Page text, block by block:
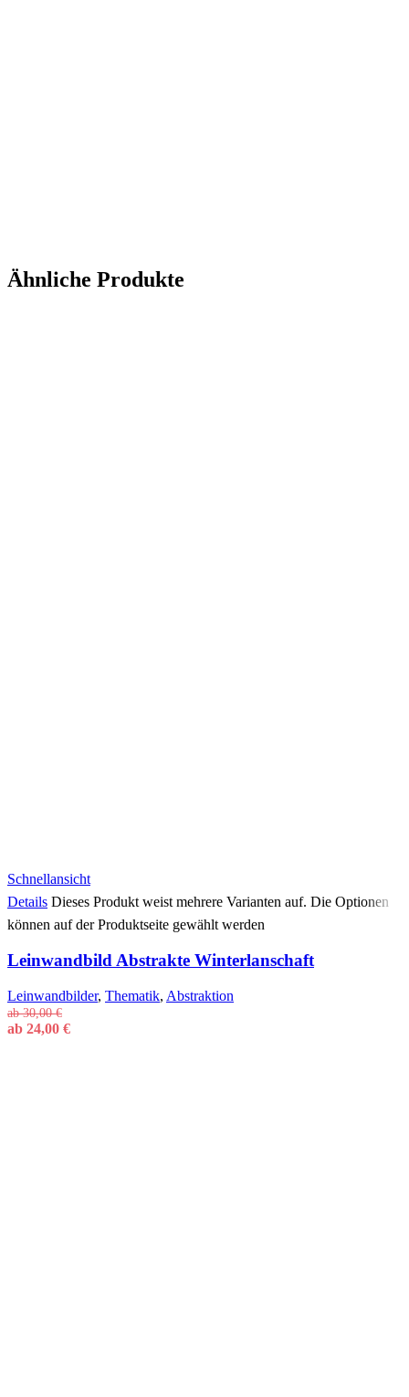
Ähnliche Produkte
Schnellansicht
Details Dieses Produkt weist mehrere Varianten auf. Die Optionen
können auf der Produktseite gewählt werden
Leinwandbild Abstrakte Winterlanschaft
Leinwandbilder, Thematik, Abstraktion
ab30,00€
ab 24,00 €